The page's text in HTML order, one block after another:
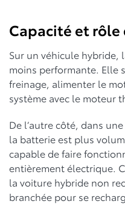
Capacité et
Sur un véhicule
moins performante. Elle
freinage, alimenter le
système avec le moteur
De l’autre côté, dans
la batterie est plus
capable de faire
entièrement électrique.
la voiture hybride non
branchée pour se